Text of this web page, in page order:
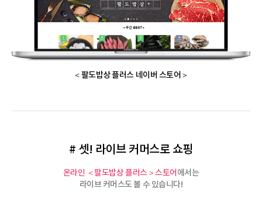
＜팔도밥상 플러스 네이버 스토어＞
# 셋! 라이브 커머스로 쇼핑
온라인 ＜팔도밥상 플러스＞스토어 에서는
라이브 커머스도 볼 수 있습니다!